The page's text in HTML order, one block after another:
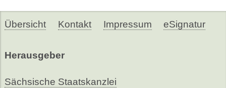
Übersicht Kontakt Impressum eSignatur
Herausgeber
Sächsische Staatskanzlei